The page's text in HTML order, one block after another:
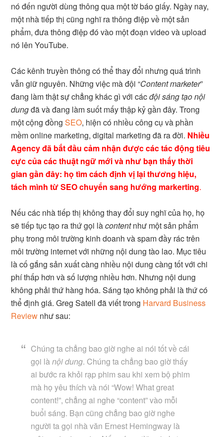
nó đến người dùng thông qua một tờ báo giấy. Ngày nay,
một nhà tiếp thị cũng nghĩ ra thông điệp về một sản
phẩm, đưa thông điệp đó vào một đoạn video và upload
nó lên YouTube.
Các kênh truyền thông có thể thay đổi nhưng quá trình
vẫn giữ nguyên. Những việc mà đội “Content marketer”
đang làm thật sự chẳng khác gì với cácđội sáng tạo nội
dungđã và đang làm suốt mấy thập kỷ gần đây. Trong
một cộng đồngSEO, hiện có nhiều công cụ và phần
mềm online marketing, digital marketing đã ra đời. Nhiều
Agency đã bắt đầu cảm nhận được các tác động tiêu
cực của các thuật ngữ mới và như bạn thấy thời
gian gần đây: họ tìm cách định vị lại thương hiệu,
tách mình từ SEO chuyển sang hướng markerting.
Nếu các nhà tiếp thị không thay đổi suy nghĩ của họ, họ
sẽ tiếp tục tạo ra thứ gọi làcontentnhư một sản phẩm
phụ trong môi trường kinh doanh và spam đầy rác trên
môi trường internet với những nội dung tào lao. Mục tiêu
là cố gắng sản xuất càng nhiều nội dung càng tốt với chi
phí thấp hơn và số lượng nhiều hơn. Nhưng nội dung
không phải thứ hàng hóa. Sáng tạo không phải là thứ có
thể định giá. Greg Satell đã viết trong Harvard Business
Review như sau:
Chúng ta chẳng bao giờ nghe ai nói tốt về cái
gọi lànội dung. Chúng ta chẳng bao giờ thấy
ai bước ra khỏi rạp phim sau khi xem bộ phim
mà họ yêu thích và nói “Wow! What great
content!”, chẳng ai nghe “content” vào mỗi
buổi sáng. Bạn cũng chẳng bao giờ nghe
người ta gọi nhà văn Ernest Hemingway là